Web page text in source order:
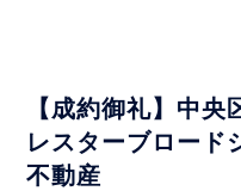
【成約御礼】中
レスターブロー
不動産